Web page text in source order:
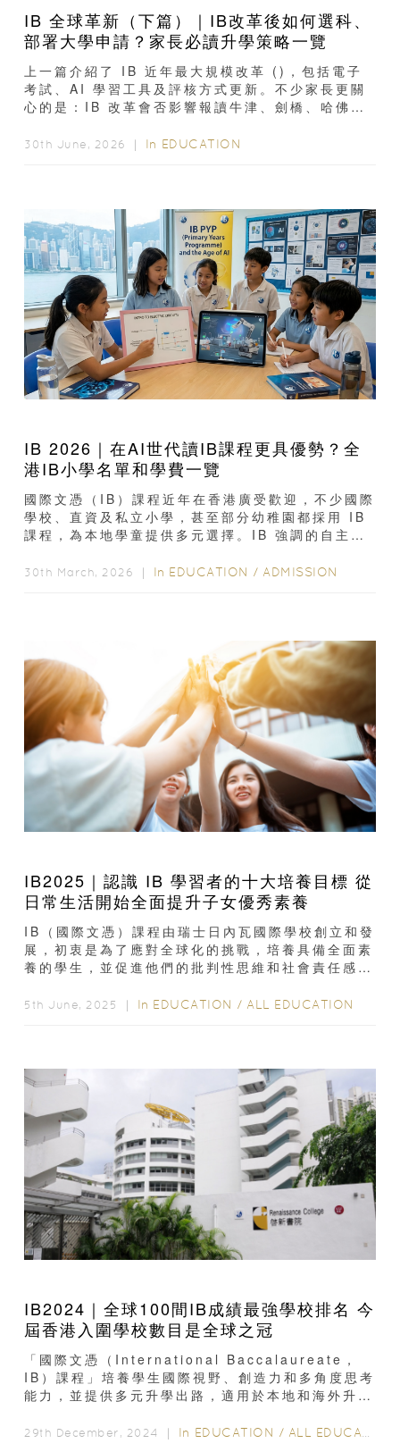
IB 全球革新（下篇）｜IB改革後如何選科、
部署大學申請？家長必讀升學策略一覽
上一篇介紹了 IB 近年最大規模改革 ()，包括電子
考試、AI 學習工具及評核方式更新。不少家長更關
心的是：IB 改革會否影響報讀牛津、劍橋、哈佛等
30th June, 2026 ｜ In EDUCATION
IB 2026｜在AI世代讀IB課程更具優勢？全
港IB小學名單和學費一覽
國際文憑（IB）課程近年在香港廣受歡迎，不少國際
學校、直資及私立小學，甚至部分幼稚園都採用 IB
課程，為本地學童提供多元選擇。IB 強調的自主學
30th March, 2026 ｜ In EDUCATION / ADMISSION
IB2025｜認識 IB 學習者的十大培養目標 從
日常生活開始全面提升子女優秀素養
IB（國際文憑）課程由瑞士日內瓦國際學校創立和發
展，初衷是為了應對全球化的挑戰，培養具備全面素
養的學生，並促進他們的批判性思維和社會責任感，
5th June, 2025 ｜ In EDUCATION / ALL EDUCATION
IB2024｜全球100間IB成績最強學校排名 今
屆香港入圍學校數目是全球之冠
「國際文憑（International Baccalaureate，
IB）課程」培養學生國際視野、創造力和多角度思考
能力，並提供多元升學出路，適用於本地和海外升
最強學校排行榜，香港入圍學校數目是全球之冠，多
29th December, 2024 ｜ In EDUCATION / ALL EDUCATION